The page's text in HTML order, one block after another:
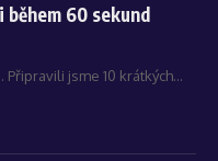
60 sekund
jsme 10 krátkých…